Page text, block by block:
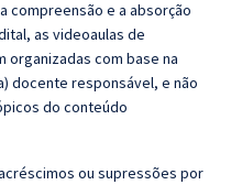
compreensão e a absorção
as videoaulas de
organizadas com base na
docente responsável, e não
do conteúdo
ou supressões por